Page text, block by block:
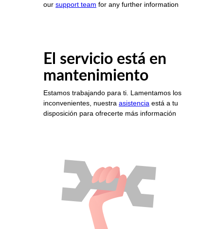
our support team for any further information
El servicio está en
mantenimiento
Estamos trabajando para ti. Lamentamos los
inconvenientes, nuestra asistencia está a tu
disposición para ofrecerte más información